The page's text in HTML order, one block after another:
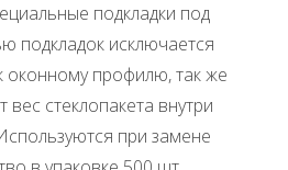
подкладки под
подкладок исключается
оконному профилю, так же
стеклопакета внутри
при замене